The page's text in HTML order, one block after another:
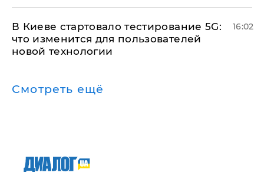
В Киеве стартовало тестирование 5G:
что изменится для пользователей
новой технологии
16:02
Смотреть ещё